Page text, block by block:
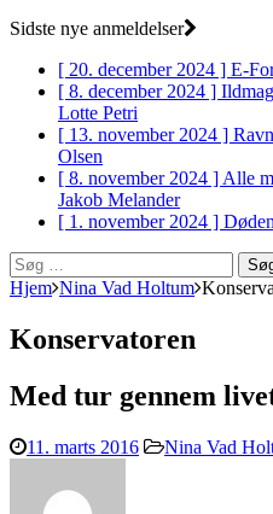
Sidste nye anmeldelser
[ 20. december 2024 ] E-
[ 8. december 2024 ]
Lotte Petri
[ 13. november 2024 ]
Olsen
[ 8. november 2024 ]Alle
Jakob Melander
[ 1. november 2024 ]
Søg
efter:
Hjem Nina Vad Holtum
Konservatoren
Med tur gennem
11. marts 2016 Nina Vad